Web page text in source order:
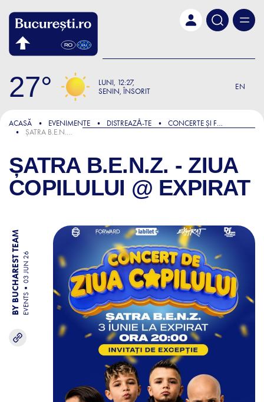
27 LUNI 12:27
SENIN, ÎNSORIT
EN
ACASĂ EVENIMENTE DISTREAZǍ-TE
CONCERTE ȘI FESTIVALURI
ȘATRA B.E.N.Z. - ZIUA COPILULUI @ EXPIRAT
ȘATRA B.E.N.Z. - ZIUA
COPILULUI @ EXPIRAT
BY BUCHAREST TEAM EVENTS
03 JUN 26